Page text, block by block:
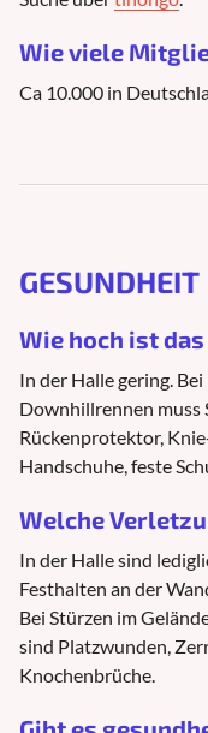
Wie viele
Ca 10.000 in
GESUNDHEIT
Wie hoch ist
In der Halle gering.
Downhillrennen muss
Rückenprotektor,
Handschuhe, feste
Welche
In der Halle sind
Festhalten an der
Bei Stürzen im
sind Platzwunden,
Knochenbrüche.